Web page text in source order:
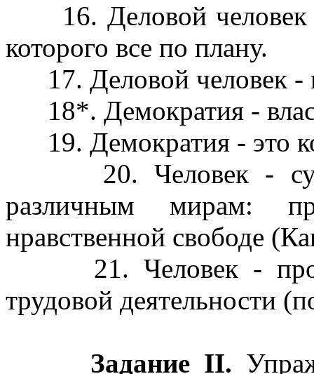
16. Деловой человек -
которого все по плану.
17. Деловой человек -
18*. Демократия -
19. Демократия - это
20. Человек -
различным мирам:
нравственной свободе
21. Человек -
трудовой деятельности
Задание II.